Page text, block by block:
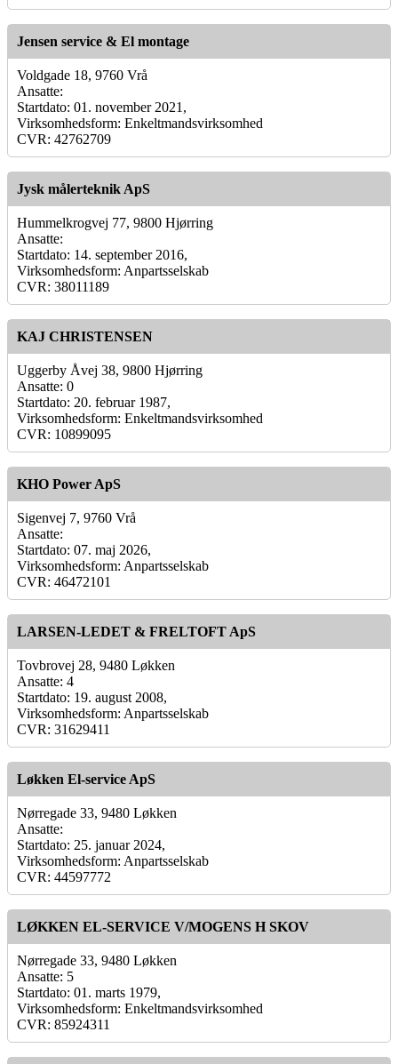
Jensen service & El montage
Voldgade 18, 9760 Vrå
Ansatte:
Startdato: 01. november 2021,
Virksomhedsform: Enkeltmandsvirksomhed
CVR: 42762709
Jysk målerteknik ApS
Hummelkrogvej 77, 9800 Hjørring
Ansatte:
Startdato: 14. september 2016,
Virksomhedsform: Anpartsselskab
CVR: 38011189
KAJ CHRISTENSEN
Uggerby Åvej 38, 9800 Hjørring
Ansatte: 0
Startdato: 20. februar 1987,
Virksomhedsform: Enkeltmandsvirksomhed
CVR: 10899095
KHO Power ApS
Sigenvej 7, 9760 Vrå
Ansatte:
Startdato: 07. maj 2026,
Virksomhedsform: Anpartsselskab
CVR: 46472101
LARSEN-LEDET & FRELTOFT ApS
Tovbrovej 28, 9480 Løkken
Ansatte: 4
Startdato: 19. august 2008,
Virksomhedsform: Anpartsselskab
CVR: 31629411
Løkken El-service ApS
Nørregade 33, 9480 Løkken
Ansatte:
Startdato: 25. januar 2024,
Virksomhedsform: Anpartsselskab
CVR: 44597772
LØKKEN EL-SERVICE V/MOGENS H SKOV
Nørregade 33, 9480 Løkken
Ansatte: 5
Startdato: 01. marts 1979,
Virksomhedsform: Enkeltmandsvirksomhed
CVR: 85924311